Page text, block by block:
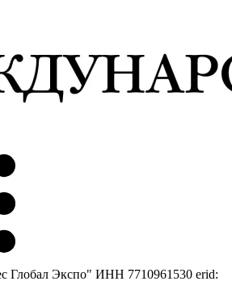
Глобал Экспо" ИНН 7710961530 erid: